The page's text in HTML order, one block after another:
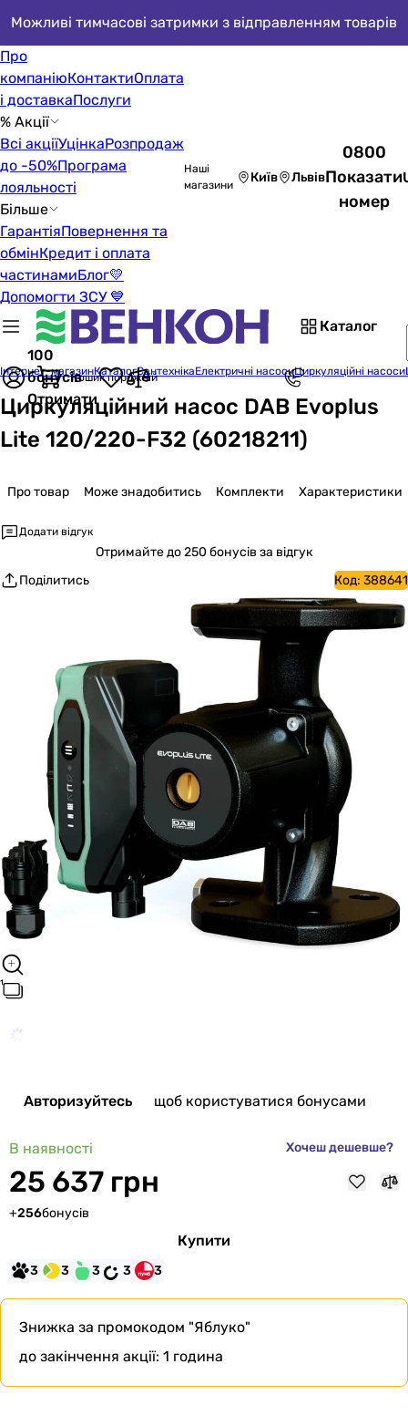
Можливі тимчасові затримки з відправленням товарів
Про
компаніюКонтактиОплата
і доставкаПослуги
% Акції
Всі акціїУцінкаРозпродаж
до -50%Програма
лояльності
Більше
ГарантіяПовернення та
обмінКредит і оплата
частинамиБлог💛
Допомогти ЗСУ 💙
Наші
магазини
Київ Львів
0800
Показати
номер
Каталог
100
бонусів
Отримати
Кошик порожній
Інтернет-магазинКаталогСантехнікаЕлектричні насосиЦиркуляційні насоси
Циркуляційний насос DAB Evoplus
Lite 120/220-F32 (60218211)
Про товар Може знадобитись Комплекти Характеристики
Додати відгук
Отримайтедо 250 бонусів за відгук
Поділитись
Код: 388641
Авторизуйтесь щоб користуватися бонусами
В наявності Хочеш дешевше?
25 637 грн
+256бонусів
Купити
3 3 3 3 3
Знижка за промокодом "Яблуко"
до закінчення акції: 1 година